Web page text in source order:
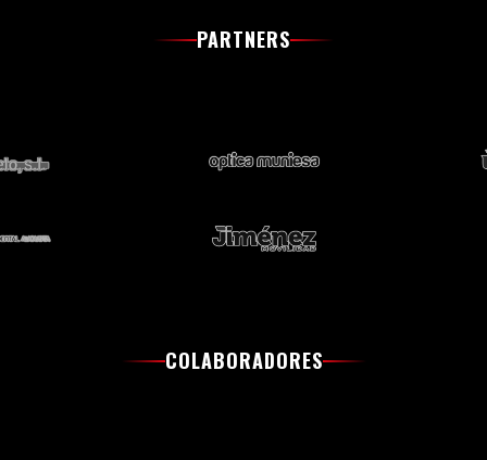
PARTNERS
COLABORADORES